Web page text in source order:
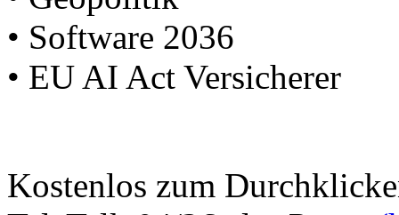
• Software 2036
• EU AI Act Versicherer
Kostenlos zum